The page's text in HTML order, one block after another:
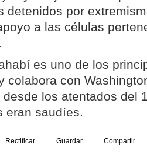
detenidos por
a las células
es uno de los
colabora con
los atentados del
eran saudíes.
Rectificar Guardar Compartir